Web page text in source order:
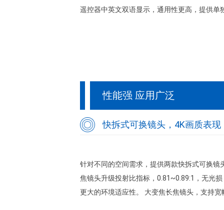
遥控器中英文双语显示，通用性更高，提供单
性能强 应用广泛
快拆式可换镜头，4K画质表现
针对不同的空间需求，提供两款快拆式可换
焦镜头升级投射比指标，0.81~0.89:1，无光
更大的环境适应性。 大变焦长焦镜头，支持